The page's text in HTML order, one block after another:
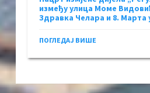
између улица Моме
Здравка Челара и 8. Марта
ПОГЛЕДАЈ ВИШЕ